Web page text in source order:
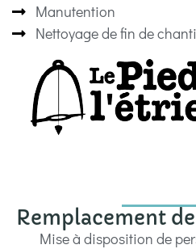
Manutention
Nettoyage de fin de
Remplacement
Mise à disposition de